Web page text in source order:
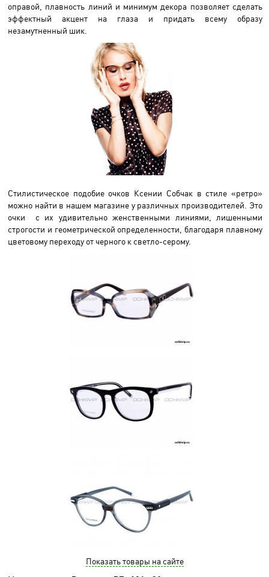
оправой, плавность линий и минимум декора позволяет сделать
эффектный акцент на глаза и придать всему образу
незамутненный шик.
Стилистическое подобие очков Ксении Собчак в стиле «ретро»
можно найти в нашем магазине у различных производителей. Это
очки с их удивительно женственными линиями, лишенными
строгости и геометрической определенности, благодаря плавному
цветовому переходу от черного к светло-серому.
Показать товары на сайте